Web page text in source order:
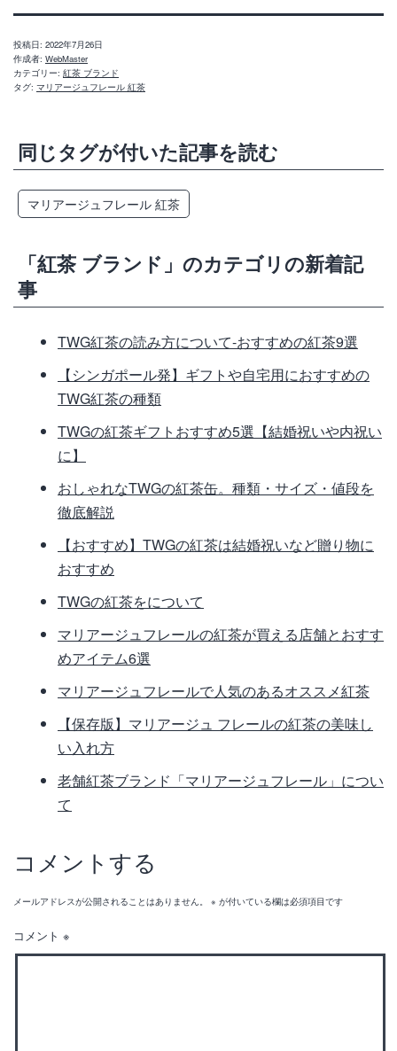
投稿日: 2022年7月26日
作成者: WebMaster
カテゴリー: 紅茶 ブランド
タグ: マリアージュフレール 紅茶
同じタグが付いた記事を読む
マリアージュフレール 紅茶
「紅茶 ブランド」のカテゴリの新着記
事
TWG紅茶の読み方について-おすすめの紅茶9選
【シンガポール発】ギフトや自宅用におすすめの
TWG紅茶の種類
TWGの紅茶ギフトおすすめ5選【結婚祝いや内祝い
に】
おしゃれなTWGの紅茶缶。種類・サイズ・値段を
徹底解説
【おすすめ】TWGの紅茶は結婚祝いなど贈り物に
おすすめ
TWGの紅茶をについて
マリアージュフレールの紅茶が買える店舗とおすす
めアイテム6選
マリアージュフレールで人気のあるオススメ紅茶
【保存版】マリアージュ フレールの紅茶の美味し
い入れ方
老舗紅茶ブランド「マリアージュフレール」につい
て
コメントする
メールアドレスが公開されることはありません。 ※ が付いている欄は必須項目です
コメント ※